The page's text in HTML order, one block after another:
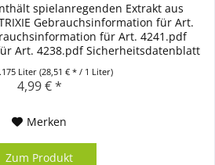
spielanregenden Extrakt aus
Gebrauchsinformation für Art.
für Art. 4241.pdf
Art. 4238.pdf Sicherheitsdatenblatt
Liter (28,51 € * / 1 Liter)
4,99 € *
Merken
Zum Produkt